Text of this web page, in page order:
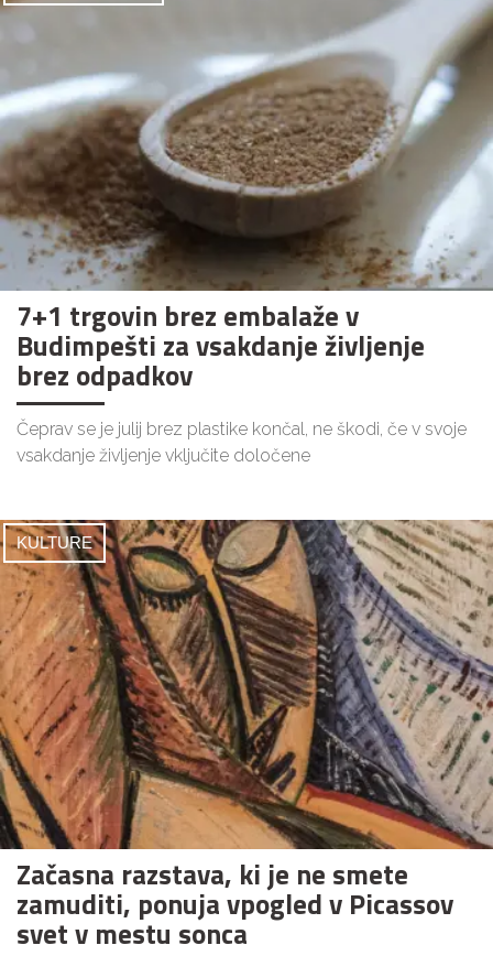
7+1 trgovin brez embalaže v
Budimpešti za vsakdanje življenje
brez odpadkov
Čeprav se je julij brez plastike končal, ne škodi, če v svoje
vsakdanje življenje vključite določene
KULTURE
Začasna razstava, ki je ne smete
zamuditi, ponuja vpogled v Picassov
svet v mestu sonca